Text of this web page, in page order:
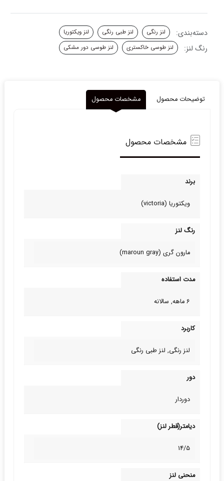
دور
مارون
گری
ویکتوریا
دسته‌بندی: لنز رنگی لنز طبی رنگی لنز ویکتوریا
رنگ لنز: لنز طوسی خاکستری لنز طوسی دور مشکی
توضیحات محصول مشخصات محصول
مشخصات محصول
برند
ویکتوریا (victoria)
رنگ لنز
مارون گری (maroun gray)
مدت استفاده
6 ماهه, سالانه
کاربرد
لنز رنگی, لنز طبی‌ رنگی
دور
دوردار
دیامتر(قطر لنز)
14/5
منحنی لنز